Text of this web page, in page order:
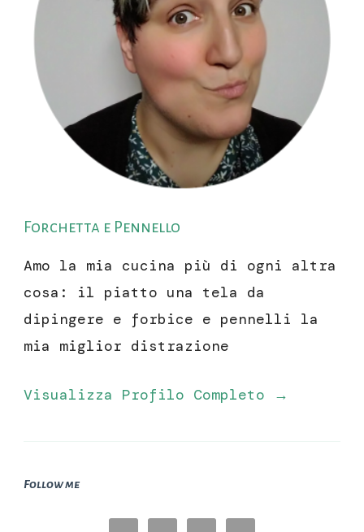
Forchetta e Pennello
Amo la mia cucina più di ogni altra
cosa: il piatto una tela da
dipingere e forbice e pennelli la
mia miglior distrazione
Visualizza Profilo Completo →
Follow me